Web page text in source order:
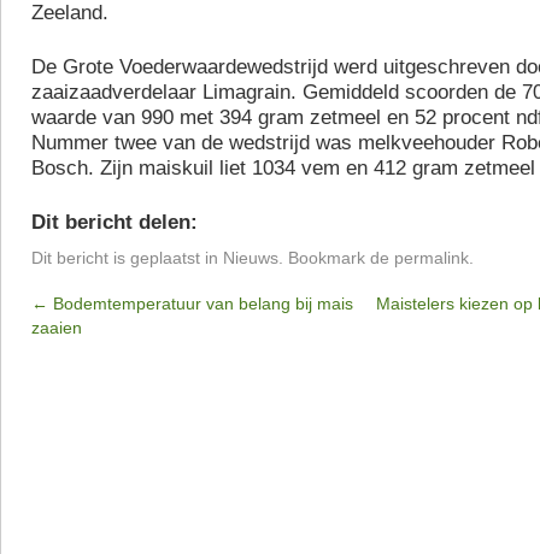
Zeeland.
De Grote Voederwaardewedstrijd werd uitgeschreven
zaaizaadverdelaar Limagrain. Gemiddeld scoorden de
waarde van 990 met 394 gram zetmeel en 52 procent
Nummer twee van de wedstrijd was melkveehouder
Bosch. Zijn maiskuil liet 1034 vem en 412 gram zetmeel
Dit bericht delen:
Dit bericht is geplaatst in Nieuws . Bookmark de permalink
← Bodemtemperatuur van belang bij mais
zaaien
Maistelers kiezen